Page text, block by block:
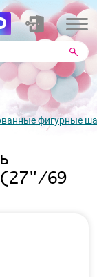
фигурные
69